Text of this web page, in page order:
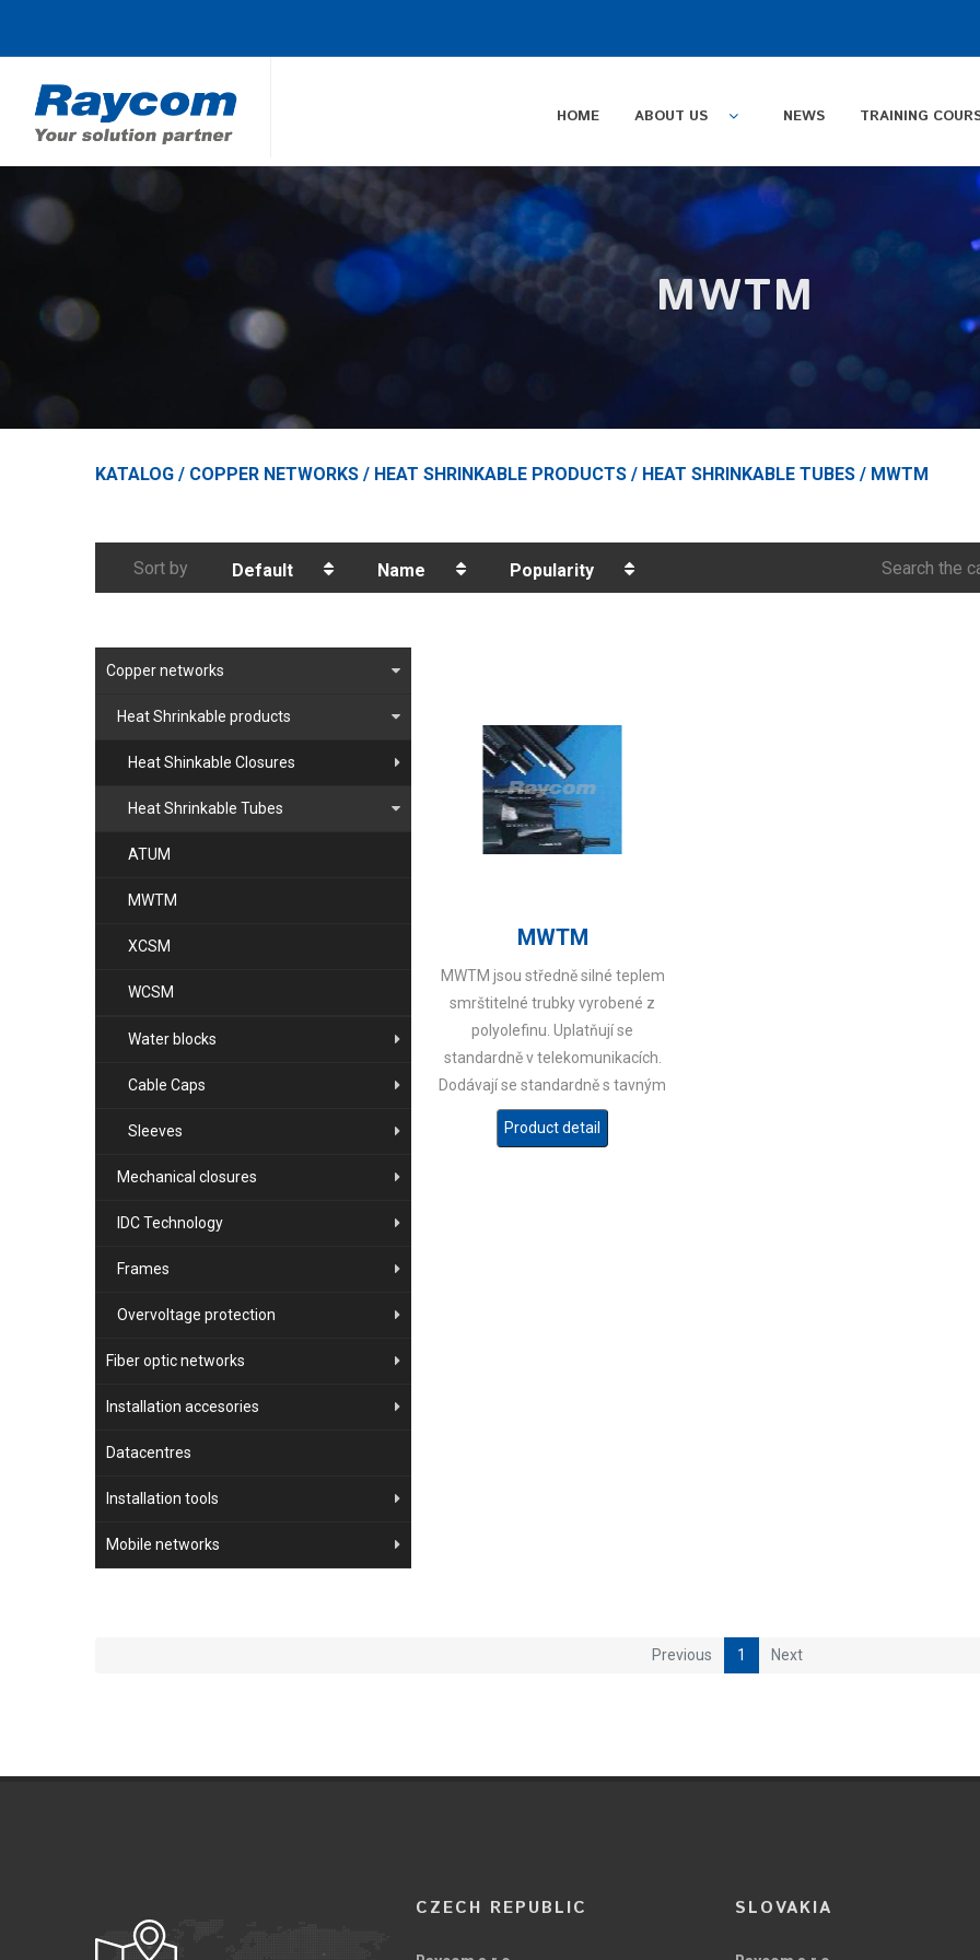
HOME ABOUT US NEWS TRAINING
MWTM
KATALOG / COPPER NETWORKS / HEAT SHRINKABLE PRODUCTS / HEAT SHRINKABLE TUBES / MWTM
Sort by Default Name Popularity Search the
Copper networks
Heat Shrinkable products
Heat Shinkable Closures
Heat Shrinkable Tubes
ATUM
MWTM
XCSM
WCSM
Water blocks
Cable Caps
Sleeves
Mechanical closures
IDC Technology
Frames
Overvoltage protection
Fiber optic networks
Installation accesories
Datacentres
Installation tools
Mobile networks
MWTM
MWTM jsou středně silné teplem
smrštitelné trubky vyrobené z
polyolefinu. Uplatňují se
standardně v telekomunikacích.
Dodávají se standardně s tavným
lepidlem na vnitřní straně.
Product detail
Previous 1 Next
CZECH REPUBLIC SLOVAKIA